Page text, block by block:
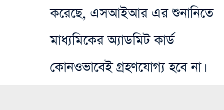
করেছে, এসআইআর এর শুনানিতে
মাধ্যমিকের অ্যাডমিট কার্ড
কোনওভাবেই গ্রহণযোগ্য হবে না।